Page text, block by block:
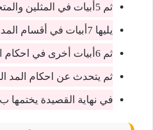
ثم 5أبيات في المثلين والمتجانسين والمتقاربين.
يليها 7أبيات في أقسام المد.
ثم 6أبيات أخرى في احكام المد.
ثم يتحدث عن احكام المد اللازم
في نهاية القصيدة يختمها ب 4أبيات كخاتمة.